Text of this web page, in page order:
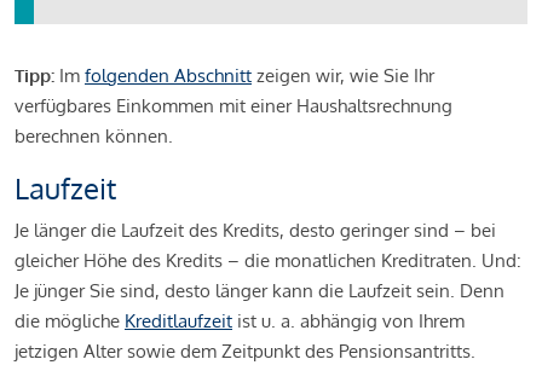
Tipp: Im folgenden Abschnitt zeigen wir, wie Sie Ihr
verfügbares Einkommen mit einer Haushaltsrechnung
berechnen können.
Laufzeit
Je länger die Laufzeit des Kredits, desto geringer sind – bei
gleicher Höhe des Kredits – die monatlichen Kreditraten. Und:
Je jünger Sie sind, desto länger kann die Laufzeit sein. Denn
die mögliche Kreditlaufzeit ist u. a. abhängig von Ihrem
jetzigen Alter sowie dem Zeitpunkt des Pensionsantritts.